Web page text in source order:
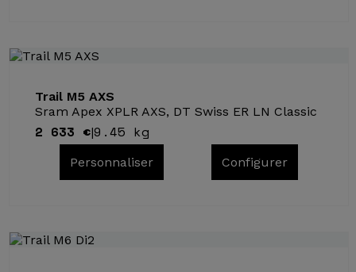
Trail M5 AXS
Sram Apex XPLR AXS, DT Swiss ER LN Classic
2 633 €|9.45 kg
Personnaliser Configurer